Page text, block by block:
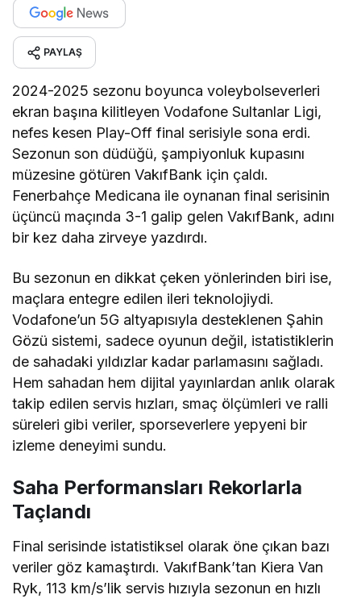
PAYLAŞ
2024-2025 sezonu boyunca voleybolseverleri
ekran başına kilitleyen Vodafone Sultanlar Ligi,
nefes kesen Play-Off final serisiyle sona erdi.
Sezonun son düdüğü, şampiyonluk kupasını
müzesine götüren VakıfBank için çaldı.
Fenerbahçe Medicana ile oynanan final serisinin
üçüncü maçında 3-1 galip gelen VakıfBank, adını
bir kez daha zirveye yazdırdı.
Bu sezonun en dikkat çeken yönlerinden biri ise,
maçlara entegre edilen ileri teknolojiydi.
Vodafone’un 5G altyapısıyla desteklenen Şahin
Gözü sistemi, sadece oyunun değil, istatistiklerin
de sahadaki yıldızlar kadar parlamasını sağladı.
Hem sahadan hem dijital yayınlardan anlık olarak
takip edilen servis hızları, smaç ölçümleri ve ralli
süreleri gibi veriler, sporseverlere yepyeni bir
izleme deneyimi sundu.
Saha Performansları Rekorlarla
Taçlandı
Final serisinde istatistiksel olarak öne çıkan bazı
veriler göz kamaştırdı. VakıfBank’tan Kiera Van
Ryk, 113 km/s’lik servis hızıyla sezonun en hızlı